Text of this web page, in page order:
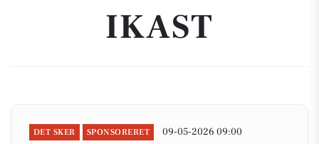
IKAST
DET SKER SPONSORERET 09-05-2026 09:00